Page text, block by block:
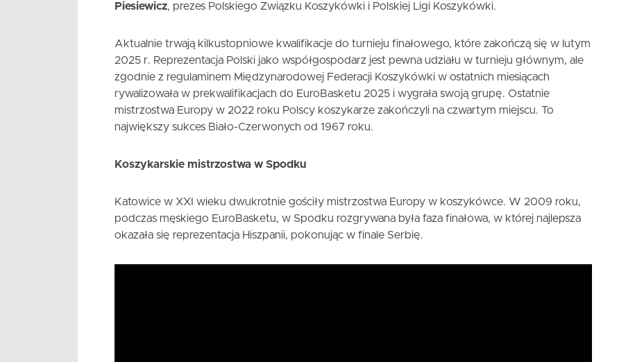
Piesiewicz, prezes Polskiego Związku Koszykówki i Polskiej Ligi Koszykówki.
Aktualnie trwają kilkustopniowe kwalifikacje do turnieju finałowego, które zakończą się w lutym
2025 r. Reprezentacja Polski jako współgospodarz jest pewna udziału w turnieju głównym, ale
zgodnie z regulaminem Międzynarodowej Federacji Koszykówki w ostatnich miesiącach
rywalizowała w prekwalifikacjach do EuroBasketu 2025 i wygrała swoją grupę. Ostatnie
mistrzostwa Europy w 2022 roku Polscy koszykarze zakończyli na czwartym miejscu. To
największy sukces Biało-Czerwonych od 1967 roku.
Koszykarskie mistrzostwa w Spodku
Katowice w XXI wieku dwukrotnie gościły mistrzostwa Europy w koszykówce. W 2009 roku,
podczas męskiego EuroBasketu, w Spodku rozgrywana była faza finałowa, w której najlepsza
okazała się reprezentacja Hiszpanii, pokonując w finale Serbię.